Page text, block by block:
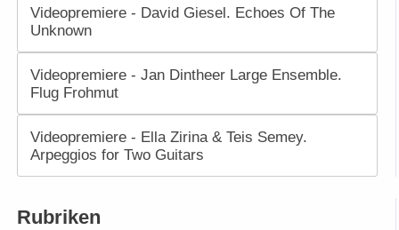
Videopremiere - David Giesel. Echoes Of The
Unknown
Videopremiere - Jan Dintheer Large Ensemble.
Flug Frohmut
Videopremiere - Ella Zirina & Teis Semey.
Arpeggios for Two Guitars
Rubriken